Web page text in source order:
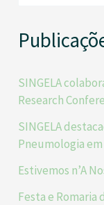
SINGELA
Research
SINGELA
Pneumologia
Estivemos n’A
Festa e Romaria